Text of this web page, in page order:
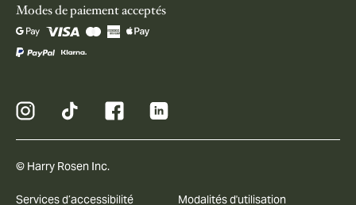
Modes de paiement acceptés
© Harry Rosen Inc.
Services d’accessibilité Modalités d'utilisation